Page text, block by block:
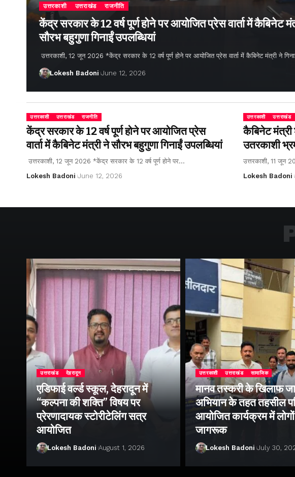
उत्तरकाशी उत्तराखंड राजनीति
केंद्र सरकार के 12 वर्ष पूर्ण होने पर आयोजित प्रेस वार्ता में कैबिनेट
सौरभ बहुगुणा गिनाईं उपलब्धियां
उत्तरकाशी, 12 जून 2026 *केंद्र सरकार के 12 वर्ष पूर्ण होने पर आयोजित प्रेस वार्ता में कैबिनेट मंत्री ने
Lokesh Badoni June 12, 2026
उत्तरकाशी उत्तराखंड राजनीति
केंद्र सरकार के 12 वर्ष पूर्ण होने पर आयोजित प्रेस
वार्ता में कैबिनेट मंत्री ने सौरभ बहुगुणा गिनाईं उपलब्धियां
उत्तरकाशी, 12 जून 2026 *केंद्र सरकार के 12 वर्ष पूर्ण होने पर…
Lokesh Badoni June 12, 2026
उत्तरकाशी उत्तराखंड
कैबिनेट
उतरकाशी
उत्तरकाशी, 11 जून
Lokesh Badoni
उत्तराखंड देहरादून
एडिफाई वर्ल्ड स्कूल, देहरादून में
“कल्पना की शक्ति” विषय पर
प्रेरणादायक स्टोरीटेलिंग सत्र
आयोजित
Lokesh Badoni August 1, 2026
उत्तरकाशी उत्तराखंड सामाजिक
मानव तस्करी के खिलाफ
अभियान के तहत तहसील
आयोजित कार्यक्रम में
जागरूक
Lokesh Badoni July 30,